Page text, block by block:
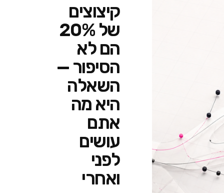
קיצוצים
של 20%
הם לא
הסיפור —
השאלה
היא מה
לפני